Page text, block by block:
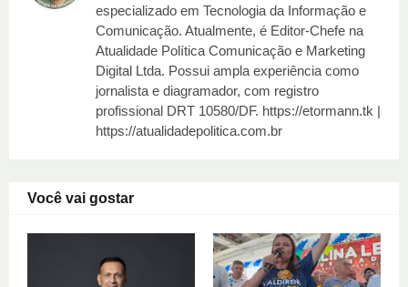
especializado em Tecnologia da Informação e
Comunicação. Atualmente, é Editor-Chefe na
Atualidade Política Comunicação e Marketing
Digital Ltda. Possui ampla experiência como
jornalista e diagramador, com registro
profissional DRT 10580/DF. https://etormann.tk |
https://atualidadepolitica.com.br
Você vai gostar